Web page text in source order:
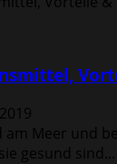
am Meer und
gesund sind...